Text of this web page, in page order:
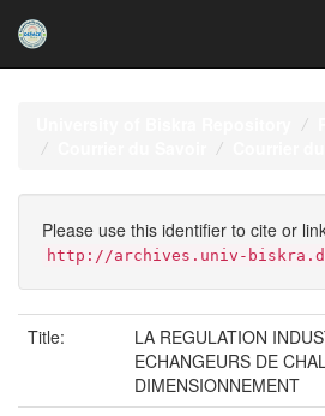
Please use this identifier to cite or
http://archives.univ-
Title:
LA REGULATION
ECHANGEURS DE
DIMENSIONNEMENT